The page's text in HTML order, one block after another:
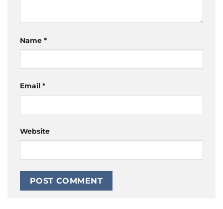
Name *
Email *
Website